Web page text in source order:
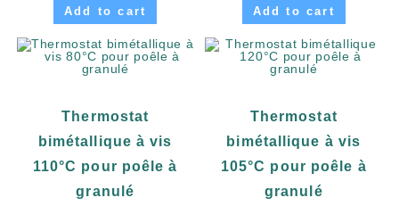
Add to cart Add to cart
Thermostat
bimétallique à vis
110°C pour poêle à
granulé
Thermostat
bimétallique à vis
105°C pour poêle à
granulé